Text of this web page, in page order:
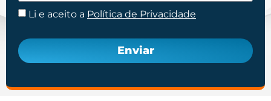
Li e aceito a Política de Privacidade
Enviar